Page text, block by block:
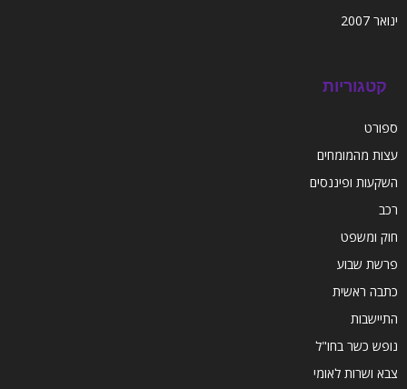
ינואר 2007
קטגוריות
ספורט
עצות מהמומחים
השקעות ופיננסים
רכב
חוק ומשפט
פרשת שבוע
כתבה ראשית
התיישבות
נופש כשר בחו"ל
צבא ושרות לאומי